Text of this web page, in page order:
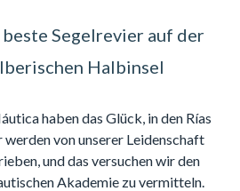
Segelrevier auf der
Halbinsel
haben das Glück, in den Rías
werden von unserer Leidenschaft
und das versuchen wir den
Akademie zu vermitteln.